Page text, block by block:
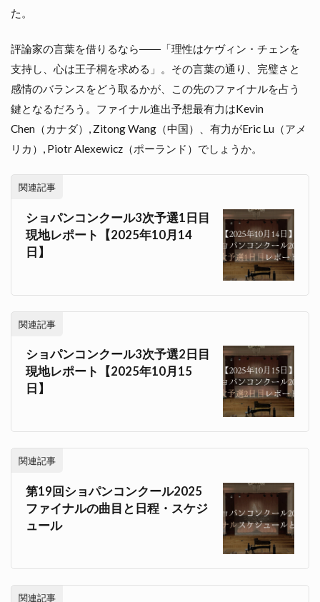
た。
評論家の言葉を借りるなら――「理性はケヴィン・チェンを
支持し、心は王子桐を求める」。その言葉の通り、完璧さと
感情のバランスをどう取るかが、この先のファイナルを占う
鍵となるだろう。ファイナル進出予想最有力はKevin
Chen（カナダ）, Zitong Wang（中国）、有力がEric Lu（アメ
リカ）, Piotr Alexewicz（ポーランド）でしょうか。
関連記事
ショパンコンクール3次予選1日目
現地レポート【2025年10月14
日】
関連記事
ショパンコンクール3次予選2日目
現地レポート【2025年10月15
日】
関連記事
第19回ショパンコンクール2025
ファイナルの曲目と日程・スケジ
ュール
関連記事